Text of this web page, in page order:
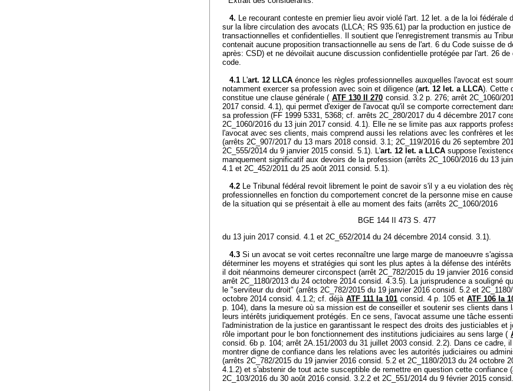
4. Le recourant conteste en premier lieu avoir violé l'art. 12 let. a de la loi fédérale
sur la libre circulation des avocats (LLCA; RS 935.61) par la production en justice
transactionnelles et confidentielles. Il soutient que l'enregistrement transmis au
contenait aucune proposition transactionnelle au sens de l'art. 6 du Code suisse de
après: CSD) et ne dévoilait aucune discussion confidentielle protégée par l'art. 26 de
code.
4.1 L'art. 12 LLCA énonce les règles professionnelles auxquelles l'avocat est
notamment exercer sa profession avec soin et diligence (art. 12 let. a LLCA). Cette
constitue une clause générale ( ATF 130 II 270 consid. 3.2 p. 276; arrêt 2C_1060/
2017 consid. 4.1), qui permet d'exiger de l'avocat qu'il se comporte correctement
sa profession (FF 1999 5331, 5368; cf. arrêts 2C_280/2017 du 4 décembre 2017
2C_1060/2016 du 13 juin 2017 consid. 4.1). Elle ne se limite pas aux rapports
l'avocat avec ses clients, mais comprend aussi les relations avec les confrères et
(arrêts 2C_907/2017 du 13 mars 2018 consid. 3.1; 2C_119/2016 du 26 septembre
2C_555/2014 du 9 janvier 2015 consid. 5.1). L'art. 12 let. a LLCA suppose
manquement significatif aux devoirs de la profession (arrêts 2C_1060/2016 du 13
4.1 et 2C_452/2011 du 25 août 2011 consid. 5.1).
4.2 Le Tribunal fédéral revoit librement le point de savoir s'il y a eu violation des
professionnelles en fonction du comportement concret de la personne mise en
de la situation qui se présentait à elle au moment des faits (arrêts 2C_1060/2016
BGE 144 II 473 S. 477
du 13 juin 2017 consid. 4.1 et 2C_652/2014 du 24 décembre 2014 consid. 3.1).
4.3 Si un avocat se voit certes reconnaître une large marge de manoeuvre
déterminer les moyens et stratégies qui sont les plus aptes à la défense des
il doit néanmoins demeurer circonspect (arrêt 2C_782/2015 du 19 janvier 2016
arrêt 2C_1180/2013 du 24 octobre 2014 consid. 4.3.5). La jurisprudence a souligné
le "serviteur du droit" (arrêts 2C_782/2015 du 19 janvier 2016 consid. 5.2 et
octobre 2014 consid. 4.1.2; cf. déjà ATF 111 Ia 101 consid. 4 p. 105 et ATF 106 Ia
p. 104), dans la mesure où sa mission est de conseiller et soutenir ses clients dans
leurs intérêts juridiquement protégés. En ce sens, l'avocat assume une tâche
l'administration de la justice en garantissant le respect des droits des justiciables et
rôle important pour le bon fonctionnement des institutions judiciaires au sens large (
consid. 6b p. 104; arrêt 2A.151/2003 du 31 juillet 2003 consid. 2.2). Dans ce cadre,
montrer digne de confiance dans les relations avec les autorités judiciaires ou
(arrêts 2C_782/2015 du 19 janvier 2016 consid. 5.2 et 2C_1180/2013 du 24 octobre
4.1.2) et s'abstenir de tout acte susceptible de remettre en question cette confiance
2C_103/2016 du 30 août 2016 consid. 3.2.2 et 2C_551/2014 du 9 février 2015